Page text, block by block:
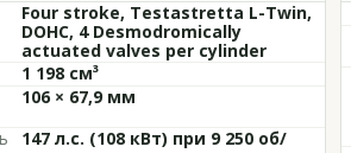
Four stroke, Testastretta L-Twin,
DOHC, 4 Desmodromically
actuated valves per cylinder
1 198 см³
106 × 67,9 мм
147 л.с. (108 кВт) при 9 250 об/